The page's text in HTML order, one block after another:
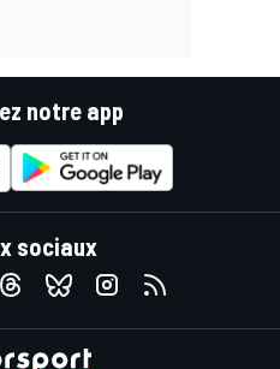
notre app
sociaux